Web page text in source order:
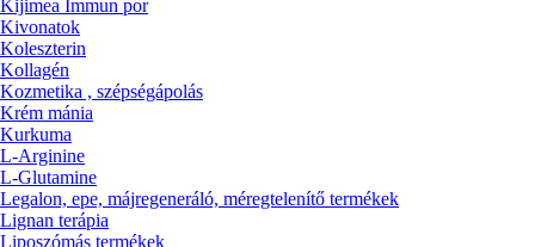
Kijimea Immun por
Kivonatok
Koleszterin
Kollagén
Kozmetika , szépségápolás
Krém mánia
Kurkuma
L-Arginine
L-Glutamine
Legalon, epe, májregeneráló, méregtelenítő termékek
Lignan terápia
Liposzómás termékek